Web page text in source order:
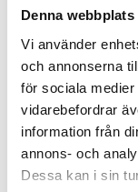
Denna
Vi använder
och annonserna
för sociala
vidarebefordrar
information från
annons- och
Dessa kan i sin
Nordens
Srf
Jesus Sosa
Auktoriserad
Skicka e-post
070-333 74 64